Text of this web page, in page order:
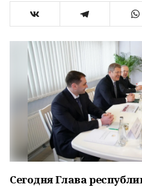
Сегодня Глава